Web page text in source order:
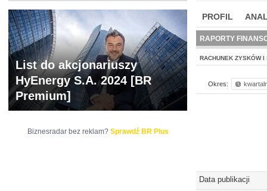
PROFIL
BR LAB
RAPORTY
RACHUNEK ZYSKÓW I
Okres:
Data publikacji
List do akcjonariuszy
HyEnergy S.A. 2024 [BR
Premium]
Biznesradar bez reklam? Sprawdź BR Plus